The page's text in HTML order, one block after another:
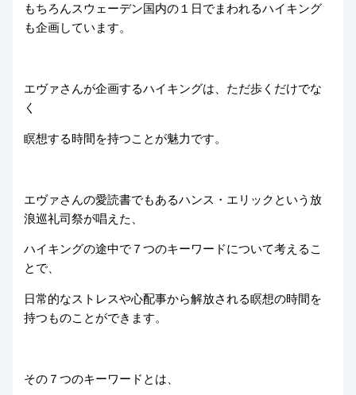
もちろんスウェーデン国内の１日でまわれるハイキング
も企画しています。
エヴァさんが企画するハイキングは、ただ歩くだけでな
く
瞑想する時間を持つことが魅力です。
エヴァさんの愛読書でもあるハンス・エリックという放
浪巡礼司祭が唱えた、
ハイキングの途中で７つのキーワードについて考えるこ
とで、
日常的なストレスや心配事から解放される瞑想の時間を
持つものことができます。
その７つのキーワードとは、